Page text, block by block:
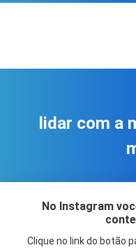
lidar com a
No Instagram
Clique no link do botão